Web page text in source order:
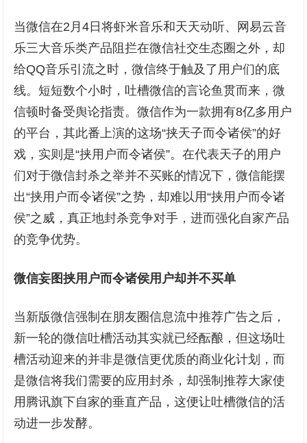
当微信在2月4日将虾米音乐和天天动听、网易云音
乐三大音乐类产品阻拦在微信社交生态圈之外，却
给QQ音乐引流之时，微信终于触及了用户们的底
线。短短数个小时，吐槽微信的言论鱼贯而来，微
信顿时备受舆论指责。微信作为一款拥有8亿多用户
的平台，其此番上演的这场“挟天子而令诸侯”的好
戏，实则是“挟用户而令诸侯”。在代表天子的用户
们对于微信封杀之举并不买账的情况下，微信能摆
出“挟用户而令诸侯”之势，却难以用“挟用户而令诸
侯”之威，真正地封杀竞争对手，进而强化自家产品
的竞争优势。
微信妄图挟用户而令诸侯用户却并不买单
当新版微信强制在朋友圈信息流中推荐广告之后，
新一轮的微信吐槽活动其实就已经酝酿，但这场吐
槽活动迎来的并非是微信更优质的商业化计划，而
是微信将我们需要的应用封杀，却强制推荐大家使
用腾讯旗下自家的垂直产品，这便让吐槽微信的活
动进一步发酵。